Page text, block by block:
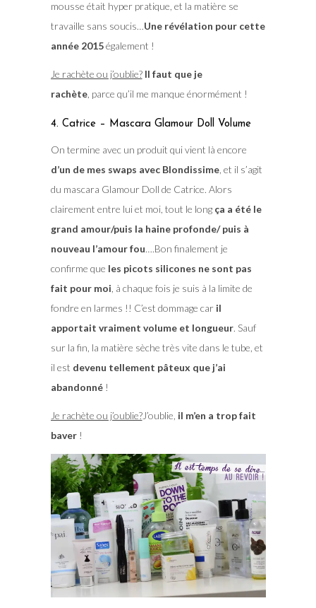
mousse était hyper pratique, et la matière se
travaille sans soucis…Une révélation pour cette
année 2015également !
Je rachète ou j’oublie? Il faut que je
rachète, parce qu’il me manque énormément !
4. Catrice – Mascara Glamour Doll Volume
On termine avec un produit qui vient là encore
d’un de mes swaps avec Blondissime, et il s’agit
du mascara Glamour Doll de Catrice. Alors
clairement entre lui et moi, tout le long ça a été le
grand amour/puis la haine profonde/ puis à
nouveau l’amour fou….Bon finalement je
confirme que les picots silicones ne sont pas
fait pour moi , à chaque fois je suis à la limite de
fondre en larmes !! C’est dommage car il
apportait vraiment volume et longueur. Sauf
sur la fin, la matière sèche très vite dans le tube, et
il est devenu tellement pâteux que j’ai
abandonné!
Je rachète ou j’oublie?J’oublie, il m’en a trop fait
baver!